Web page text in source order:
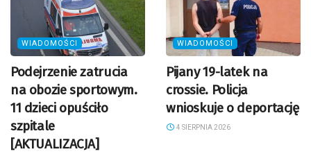
WIADOMOŚCI
Podejrzenie zatrucia
na obozie sportowym.
11 dzieci opuściło
szpitale
[AKTUALIZACJA]
WIADOMOŚCI
Pijany 19-latek na
crossie. Policja
wnioskuje o deportację
4 SIERPNIA 2026